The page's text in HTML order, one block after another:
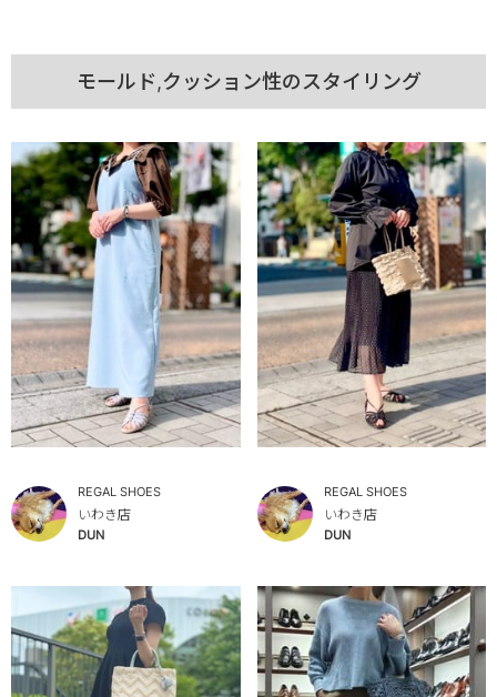
モールド,クッション性のスタイリング
REGAL SHOES
いわき店
DUN
REGAL SHOES
いわき店
DUN